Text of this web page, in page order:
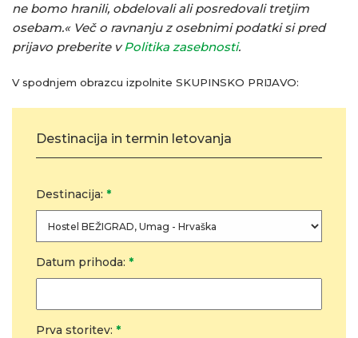
ne bomo hranili, obdelovali ali posredovali tretjim
osebam.« Več o ravnanju z osebnimi podatki si pred
prijavo preberite vPolitika zasebnosti.
V spodnjem obrazcu izpolnite SKUPINSKO PRIJAVO:
Destinacija in termin letovanja
Destinacija: *
Datum prihoda: *
Prva storitev: *